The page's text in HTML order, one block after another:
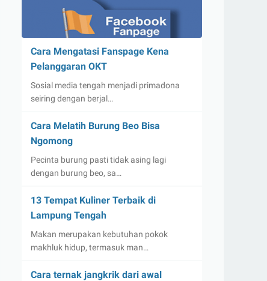
Cara Mengatasi Fanspage Kena
Pelanggaran OKT
Sosial media tengah menjadi primadona
seiring dengan berjal…
Cara Melatih Burung Beo Bisa
Ngomong
Pecinta burung pasti tidak asing lagi
dengan burung beo, sa…
13 Tempat Kuliner Terbaik di
Lampung Tengah
Makan merupakan kebutuhan pokok
makhluk hidup, termasuk man…
Cara ternak jangkrik dari awal